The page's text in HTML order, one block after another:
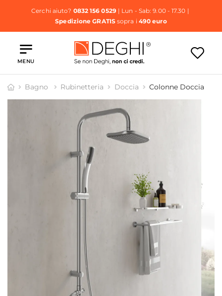
Cerchi aiuto? 0832 156 0529| Lun - Sab: 9.00 - 17.30 |
Spedizione GRATISsopra i 490 euro
MENU
Bagno Rubinetteria Doccia Colonne Doccia